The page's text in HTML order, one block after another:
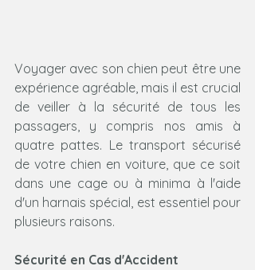
Voyager avec son chien peut être une
expérience agréable, mais il est crucial
de veiller à la sécurité de tous les
passagers, y compris nos amis à
quatre pattes. Le transport sécurisé
de votre chien en voiture, que ce soit
dans une cage ou à minima à l'aide
d'un harnais spécial, est essentiel pour
plusieurs raisons.
Sécurité en Cas d'Accident